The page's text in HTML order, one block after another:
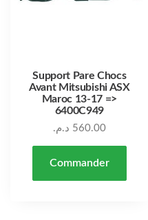
Support Pare Chocs
Avant Mitsubishi ASX
Maroc 13-17 =>
6400C949
560.00 د.م.
Commander